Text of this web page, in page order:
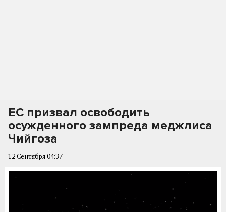
ЕС призвал освободить
осужденного зампреда меджлиса
Чийгоза
12 Сентября 04:37